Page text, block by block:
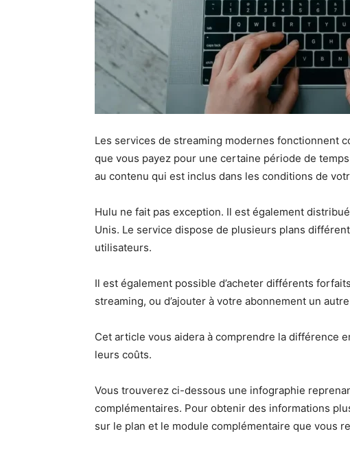
Les services de streaming modernes fonctionnent
que vous payez pour une certaine période de
au contenu qui est inclus dans les conditions de
Hulu ne fait pas exception. Il est également
Unis. Le service dispose de plusieurs plans
utilisateurs.
Il est également possible d’acheter différents
streaming, ou d’ajouter à votre abonnement un
Cet article vous aidera à comprendre la différence
leurs coûts.
Vous trouverez ci-dessous une infographie
complémentaires. Pour obtenir des informations
sur le plan et le module complémentaire que vous